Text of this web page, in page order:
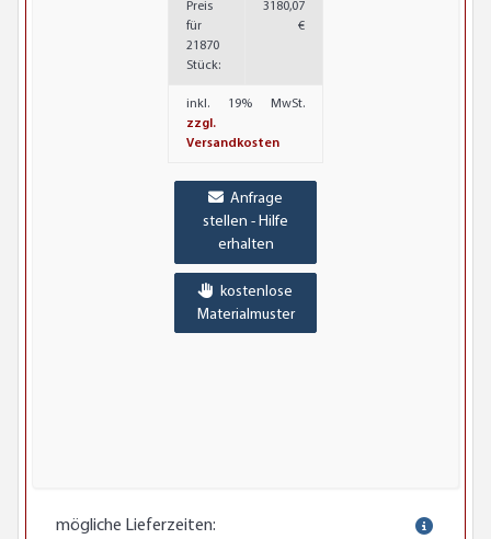
Preis
für
21870
Stück:
3180,07
€
inkl. 19% MwSt.
zzgl.
Versandkosten
Anfrage
stellen - Hilfe
erhalten
kostenlose
Materialmuster
mögliche Lieferzeiten: